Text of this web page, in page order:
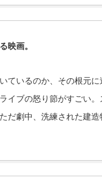
映画。
ているのか、その根元
イブの怒り節がすごい
だ劇中、洗練された建